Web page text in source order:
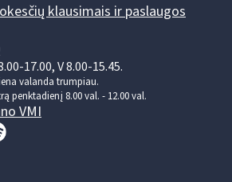
klausimais ir paslaugos
17.00, V 8.00-15.45.
valanda trumpiau.
penktadienį 8.00 val. - 12.00 val.
VMI